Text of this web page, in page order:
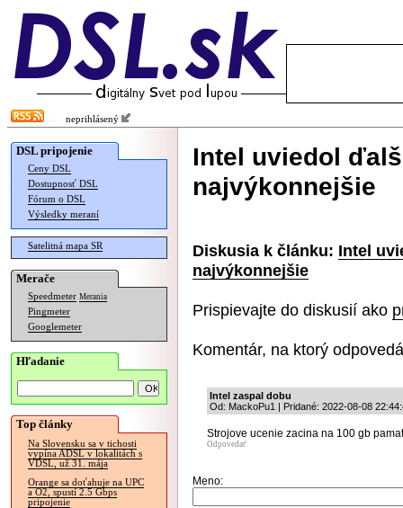
neprihlásený
DSL pripojenie
Ceny DSL
Dostupnosť DSL
Fórum o DSL
Výsledky meraní
Satelitná mapa SR
Merače
Speedmeter Merania
Pingmeter
Googlemeter
Hľadanie
Top články
Na Slovensku sa v tichosti
vypína ADSL v lokalitách s
VDSL, už 31. mája
Orange sa doťahuje na UPC
a O2, spustí 2.5 Gbps
pripojenie
Intel uviedol
najvýkonnejšie
Diskusia k článku: Intel
najvýkonnejšie
Prispievajte do diskusií ako
Komentár, na ktorý
Intel zaspal dobu
Od: MackoPu1 | Pridané: 2022-08-08
Strojove ucenie zacina na 100 gb
Odpovedať
Meno: